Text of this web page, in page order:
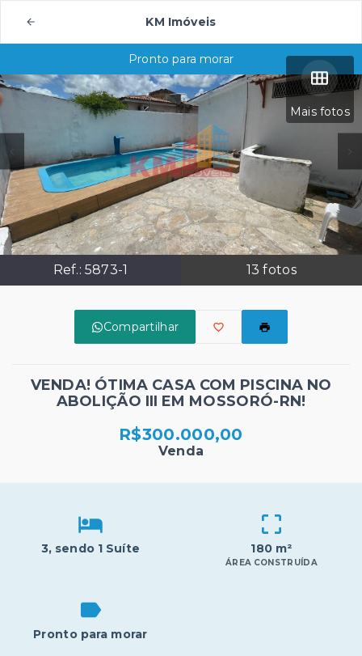
KM Imóveis
Mais fotos
Ref.: 5873-1 13 fotos
Pronto para morar
Compartilhar
VENDA! ÓTIMA CASA COM PISCINA NO
ABOLIÇÃO III EM MOSSORÓ-RN!
R$300.000,00
Venda
3, sendo 1 Suíte 180 m²
ÁREA CONSTRUÍDA
Pronto para morar